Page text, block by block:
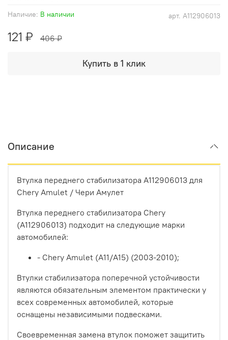
арт. A112906013
Наличие: В наличии
121 ₽ 406 ₽
Купить в 1 клик
Описание
Втулка переднего стабилизатора A112906013 для
Chery Amulet / Чери Амулет
Втулка переднего стабилизатора Chery
(A112906013) подходит на следующие марки
автомобилей:
- Chery Amulet (A11/A15) (2003-2010);
Втулки стабилизатора поперечной устойчивости
являются обязательным элементом практически у
всех современных автомобилей, которые
оснащены независимыми подвесками.
Своевременная замена втулок поможет защитить